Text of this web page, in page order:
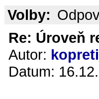
Volby:
Re: Úroveň
Autor:
Datum: